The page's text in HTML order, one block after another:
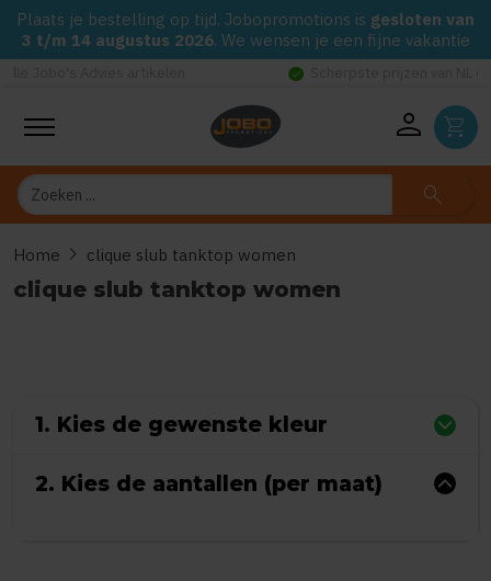
Plaats je bestelling op tijd. Jobopromotions is gesloten van
3 t/m 14 augustus 2026. We wensen je een fijne vakantie
Scherpste prijzen van NL door eigen drukkerij
person shopping_cart
Zoeken search
Home chevron_right clique slub tanktop women
clique slub tanktop women
1. Kies de gewenste kleur
2. Kies de aantallen (per maat)